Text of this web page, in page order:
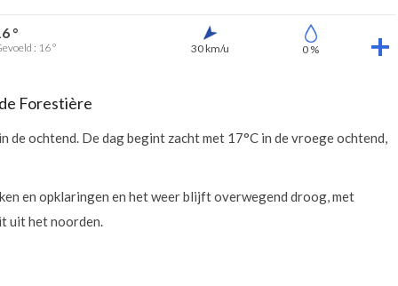
°
: 16 ° 30 km/u 0 %
Forestière
ochtend. De dag begint zacht met 17°C in de vroege ochtend,
en opklaringen en het weer blijft overwegend droog, met
uit het noorden.